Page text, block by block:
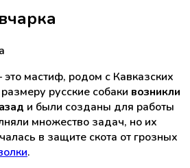
это мастиф, родом с Кавказских
русские собаки возникли
и были созданы для работы
множество задач, но их
в защите скота от грозных
.